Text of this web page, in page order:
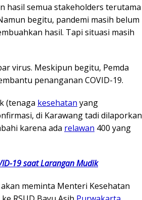
hasil semua stakeholders terutama
begitu, pandemi masih belum
hasil. Tapi situasi masih
virus. Meskipun begitu, Pemda
penanganan COVID-19.
(tenaga kesehatan yang
di Karawang tadi dilaporkan
karena ada relawan 400 yang
19 saat Larangan Mudik
meminta Menteri Kesehatan